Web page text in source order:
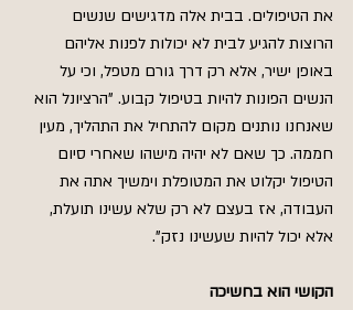
את הטיפולים. בבית אלה מדגישים שנשים
הרוצות להגיע לבית לא יכולות לפנות אליהם
באופן ישיר, אלא רק דרך גורם מטפל, וכי על
הנשים הפונות להיות בטיפול קבוע. "הרציונל הוא
שאנחנו נותנים מקום להתחיל את התהליך, מעין
חממה. כך שאם לא יהיה מישהו שאחרי סיום
הטיפול יקלוט את המטופלת וימשיך אתה את
העבודה, אז בעצם לא רק שלא עשינו תועלת,
אלא יכול להיות שעשינו נזק".
הקושי הוא בחשיכה